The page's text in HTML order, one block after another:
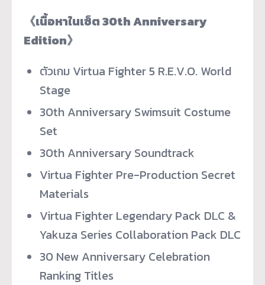
《เนื้อหาในเซ็ต 30th Anniversary
Edition》
ตัวเกม Virtua Fighter 5 R.E.V.O. World
Stage
30th Anniversary Swimsuit Costume
Set
30th Anniversary Soundtrack
Virtua Fighter Pre-Production Secret
Materials
Virtua Fighter Legendary Pack DLC &
Yakuza Series Collaboration Pack DLC
30 New Anniversary Celebration
Ranking Titles